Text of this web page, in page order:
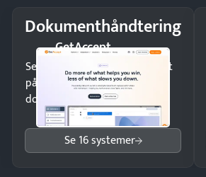
Dokumenthåndtering
GetAccept
Send kontrakter til underskrift
på minutter og mist ingen
dokumenter.
Se 16 systemer